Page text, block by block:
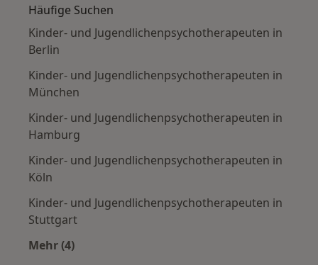
Häufige Suchen
Kinder- und Jugendlichenpsychotherapeuten in
Berlin
Kinder- und Jugendlichenpsychotherapeuten in
München
Kinder- und Jugendlichenpsychotherapeuten in
Hamburg
Kinder- und Jugendlichenpsychotherapeuten in
Köln
Kinder- und Jugendlichenpsychotherapeuten in
Stuttgart
Mehr (4)